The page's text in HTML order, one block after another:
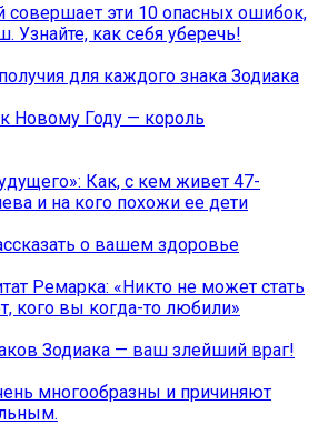
эти 10 опасных ошибок,
Узнайте, как себя уберечь!
для каждого знака Зодиака
Новому Году — король
Как, с кем живет 47-
и на кого похожи ее дети
о вашем здоровье
Ремарка: «Никто не может стать
кого вы когда-то любили»
Зодиака — ваш злейший враг!
многообразны и причиняют